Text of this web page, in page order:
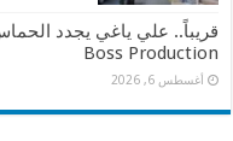
قريباً.. علي ياغي يجدد
Boss Production
أغسطس 6, 2026